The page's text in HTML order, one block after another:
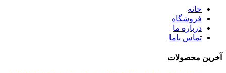
خانه
فروشگاه
درباره ما
تماس باما
آخرین محصولات